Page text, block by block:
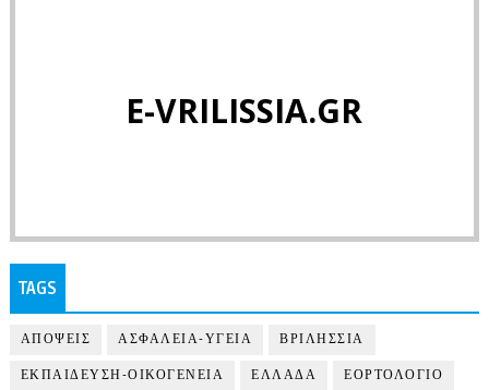
E-VRILISSIA.GR
TAGS
ΑΠΟΨΕΙΣ ΑΣΦΑΛΕΙΑ-ΥΓΕΙΑ ΒΡΙΛΗΣΣΙΑ
ΕΚΠΑΙΔΕΥΣΗ-ΟΙΚΟΓΕΝΕΙΑ ΕΛΛΑΔΑ ΕΟΡΤΟΛΟΓΙΟ